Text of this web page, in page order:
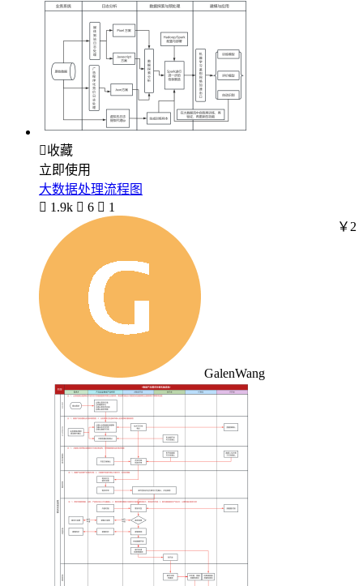
收藏
立即使用
大数据处理流程图
 1.9k  6  1
GalenWang
￥2